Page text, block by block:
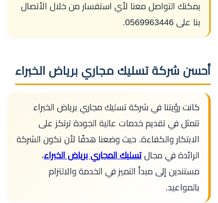
يمكنك التواصل معنا لأي استفسار من خلال الأتصال
بنا على 0569963446.
أحسن شركة تسليك مجاري برياض الخبراء
كانت رؤيتنا في شركة تسليك مجاري برياض الخبراء
تتمثل في تقديم خدمات عالية الجودة ترتكز على
الابتكار والكفاءة. حيث وضعنا هدفًا لأن نكون الشركة
الرائدة في مجال تسليك المجاري برياض الخبراء،
مستندين إلى مبدأ التميز في الخدمة والالتزام
بالمواعيد.